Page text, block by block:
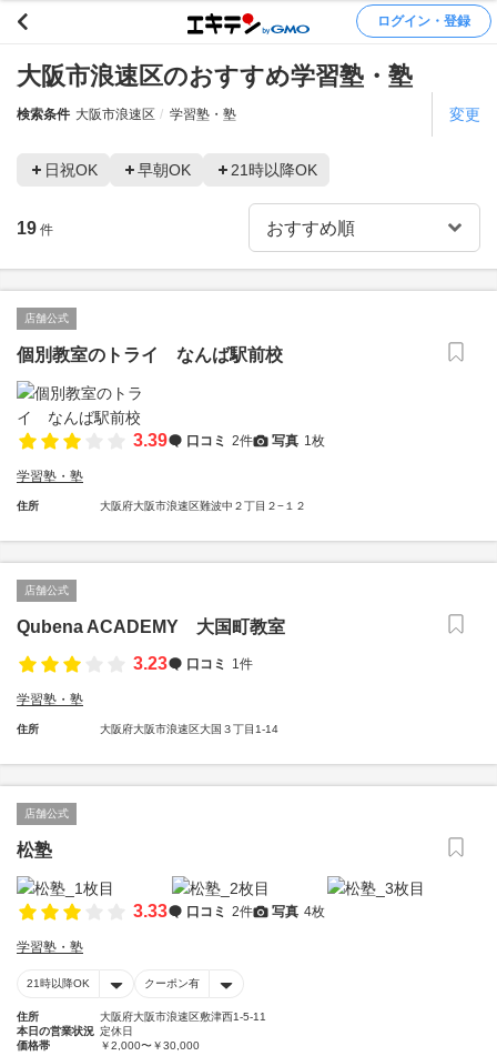
ログイン・登録
大阪市浪速区のおすすめ学習塾・塾
検索条件 大阪市浪速区 学習塾・塾 変更
日祝OK 早朝OK 21時以降OK
19 件
店舗公式
個別教室のトライ なんば駅前校
3.39 口コミ 2件 写真 1枚
学習塾・塾
住所 大阪府大阪市浪速区難波中２丁目２−１２
店舗公式
Qubena ACADEMY 大国町教室
3.23
口コミ 1件
学習塾・塾
住所 大阪府大阪市浪速区大国３丁目1-14
店舗公式
松塾
3.33 口コミ 2件 写真 4枚
学習塾・塾
21時以降OK クーポン有
住所
大阪府大阪市浪速区敷津西1-5-11
本日の営業状況 定休日
価格帯
￥2,000〜￥30,000